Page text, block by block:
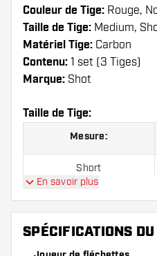
Couleur de Tige: Rouge,
Taille de Tige: Medium,
Matériel Tige: Carbon
Contenu: 1 set (3 Tiges)
Marque: Shot
Taille de Tige:
Mesure:
Short
Medium
En savoir plus
SPÉCIFICATIONS